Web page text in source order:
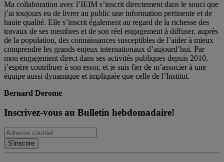
Ma collaboration avec l’IEIM s’inscrit directement dans le souci que
j’ai toujours eu de livrer au public une information pertinente et de
haute qualité. Elle s’inscrit également au regard de la richesse des
travaux de ses membres et de son réel engagement à diffuser, auprès
de la population, des connaissances susceptibles de l’aider à mieux
comprendre les grands enjeux internationaux d’aujourd’hui. Par
mon engagement direct dans ses activités publiques depuis 2010,
j’espère contribuer à son essor, et je suis fier de m’associer à une
équipe aussi dynamique et impliquée que celle de l’Institut.
Bernard Derome
Inscrivez-vous au Bulletin hebdomadaire!